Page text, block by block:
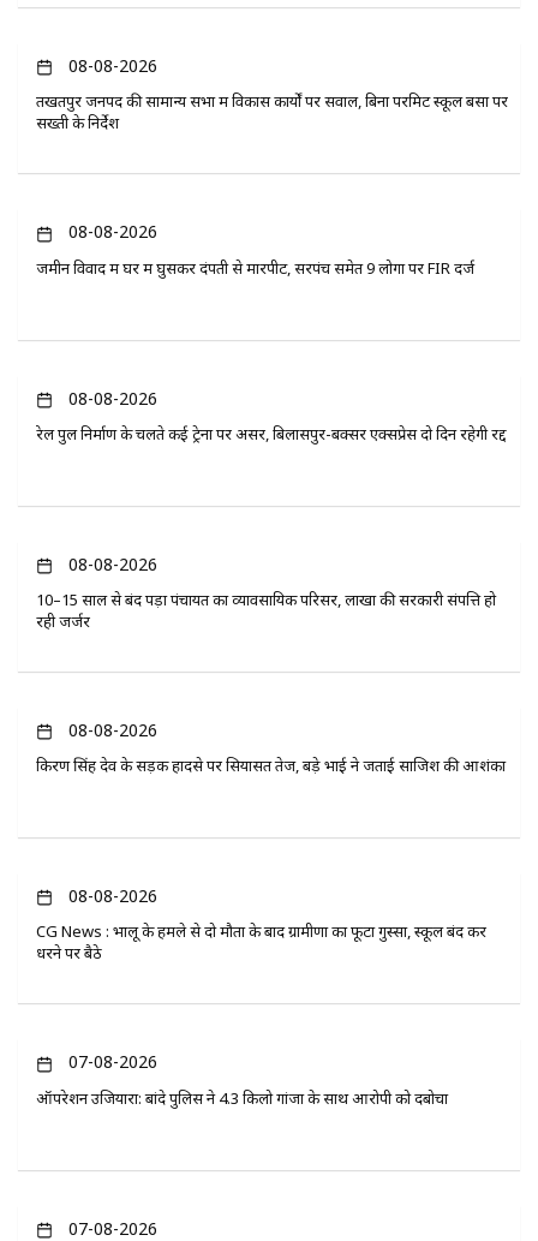
08-08-2026
तखतपुर जनपद की सामान्य सभा में विकास कार्यों पर सवाल, बिना परमिट स्कूल बसों पर
सख्ती के निर्देश
08-08-2026
जमीन विवाद में घर में घुसकर दंपती से मारपीट, सरपंच समेत 9 लोगों पर FIR दर्ज
08-08-2026
रेल पुल निर्माण के चलते कई ट्रेनों पर असर, बिलासपुर-बक्सर एक्सप्रेस दो दिन रहेगी रद्द
08-08-2026
10–15 साल से बंद पड़ा पंचायत का व्यावसायिक परिसर, लाखों की सरकारी संपत्ति हो
रही जर्जर
08-08-2026
किरण सिंह देव के सड़क हादसे पर सियासत तेज, बड़े भाई ने जताई साजिश की आशंका
08-08-2026
CG News : भालू के हमले से दो मौतों के बाद ग्रामीणों का फूटा गुस्सा, स्कूल बंद कर
धरने पर बैठे
07-08-2026
ऑपरेशन उजियारा: बांदे पुलिस ने 4.3 किलो गांजा के साथ आरोपी को दबोचा
07-08-2026